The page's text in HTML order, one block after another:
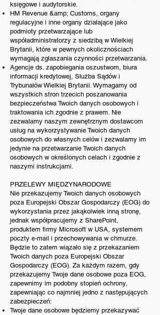
księgowe i audytorskie.
HM Revenue &amp; Customs, organy
regulacyjne i inne organy działające jako
podmioty przetwarzające lub
współadministratorzy z siedzibą w Wielkiej
Brytanii, które w pewnych okolicznościach
wymagają zgłaszania czynności przetwarzania.
Agencje ds. zapobiegania oszustwom, biura
informacji kredytowej, Służba Sądów i
Trybunałów Wielkiej Brytanii. Wymagamy od
wszystkich stron trzecich poszanowania
bezpieczeństwa Twoich danych osobowych i
traktowania ich zgodnie z prawem. Nie
zezwalamy naszym zewnętrznym dostawcom
usług na wykorzystywanie Twoich danych
osobowych do własnych celów i zezwalamy im
jedynie na przetwarzanie Twoich danych
osobowych w określonych celach i zgodnie z
naszymi instrukcjami.
PRZELEWY MIĘDZYNARODOWE
Nie przekazujemy Twoich danych osobowych
poza Europejski Obszar Gospodarczy (EOG) do
wykorzystania przez jakąkolwiek inną stronę,
jednak współpracujemy z SharePoint,
produktem firmy Microsoft w USA, systemem
poczty e-mail i przechowywania w chmurze.
Będzie to zatem wiązało się z przekazaniem
Twoich danych poza Europejski Obszar
Gospodarczy (EOG). Za każdym razem, gdy
przekazujemy Twoje dane osobowe poza EOG,
zapewnimy im podobny stopień ochrony,
zapewniając co najmniej jedno z następujących
zabezpieczeń:
Twoje dane osobowe będziemy przekazywać